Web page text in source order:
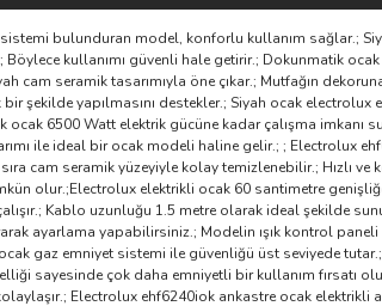
bulunduran model, konforlu kullanım sağlar.;
kullanımı güvenli hale getirir.; Dokunmatik
seramik tasarımıyla öne çıkar.; Mutfağın
şekilde yapılmasını destekler.; Siyah ocak
6500 Watt elektrik gücüne kadar çalışma imkanı
ile ideal bir ocak modeli haline gelir.; ; Electrolux
cam seramik yüzeyiyle kolay temizlenebilir.; Hızlı
olur.;Electrolux elektrikli ocak 60 santimetre
Kablo uzunluğu 1.5 metre olarak ideal şekilde
ayarlama yapabilirsiniz.; Modelin ışık kontrol
gaz emniyet sistemi ile güvenliğü üst seviyede
sayesinde çok daha emniyetli bir kullanım fırsatı
Electrolux ehf6240iok ankastre ocak